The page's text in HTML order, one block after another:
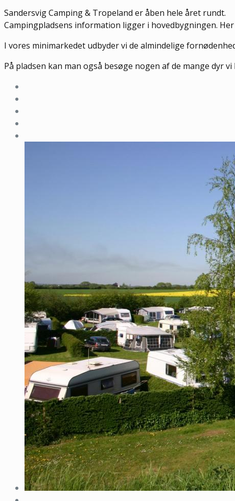
Sandersvig Camping & Tropeland er åben hele året rundt.
Campingpladsens information ligger i hovedbygningen.
I vores minimarkedet udbyder vi de almindelige
På pladsen kan man også besøge nogen af de mange dyr